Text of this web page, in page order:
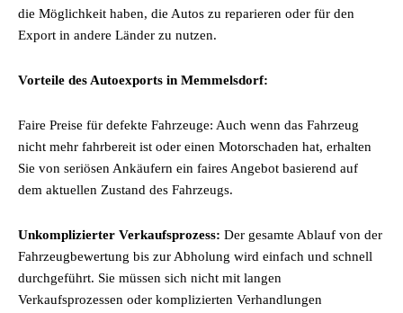
die Möglichkeit haben, die Autos zu reparieren oder für den
Export in andere Länder zu nutzen.
Vorteile des Autoexports in Memmelsdorf:
Faire Preise für defekte Fahrzeuge: Auch wenn das Fahrzeug
nicht mehr fahrbereit ist oder einen Motorschaden hat, erhalten
Sie von seriösen Ankäufern ein faires Angebot basierend auf
dem aktuellen Zustand des Fahrzeugs.
Unkomplizierter Verkaufsprozess: Der gesamte Ablauf von der
Fahrzeugbewertung bis zur Abholung wird einfach und schnell
durchgeführt. Sie müssen sich nicht mit langen
Verkaufsprozessen oder komplizierten Verhandlungen